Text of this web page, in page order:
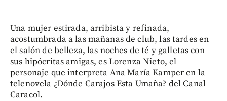
Una mujer estirada, arribista y refinada,
acostumbrada a las mañanas de club, las tardes en
el salón de belleza, las noches de té y galletas con
sus hipócritas amigas, es Lorenza Nieto, el
personaje que interpreta Ana María Kamper en la
telenovela ¿Dónde Carajos Esta Umaña? del Canal
Caracol.